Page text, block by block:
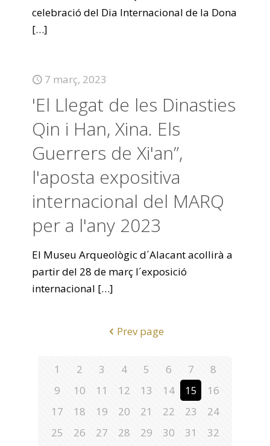
celebració del Dia Internacional de la Dona
[…]
7 març, 2023
'El Llegat de les Dinasties
Qin i Han, Xina. Els
Guerrers de Xi'an”,
l'aposta expositiva
internacional del MARQ
per a l'any 2023
El Museu Arqueològic d´Alacant acollirà a
partir del 28 de març l´exposició
internacional […]
Prev page
1 2 3 4 5 6 7
8
9
10 11 12 13 14 15
16
17
18 19 20 21 22 23
24
25
26 27 28 29 30 31
32